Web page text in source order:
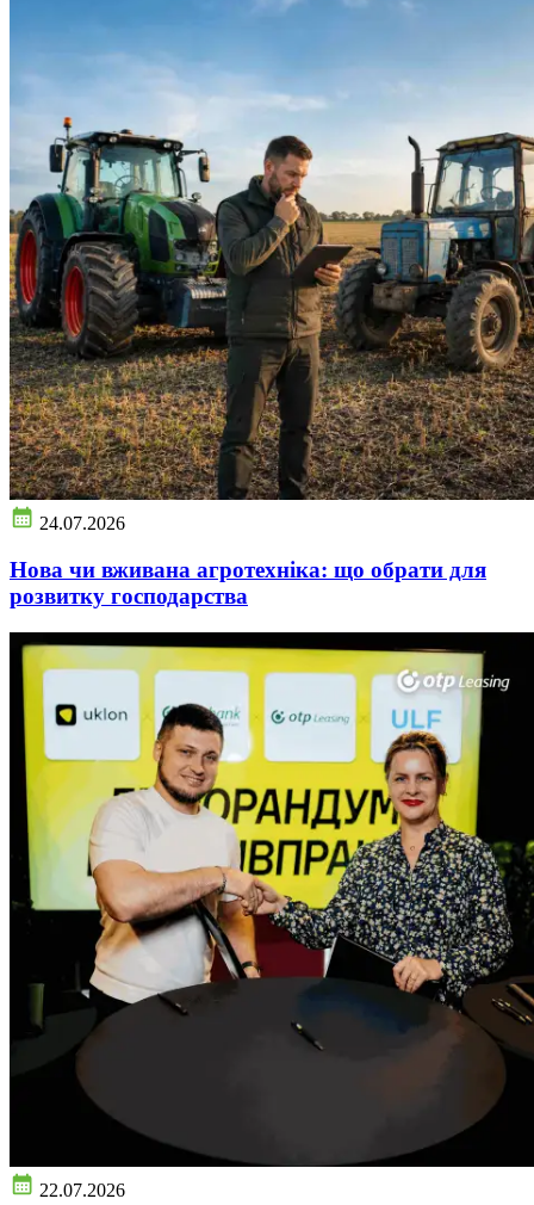
24.07.2026
Нова чи вживана агротехніка: що обрати для
розвитку господарства
22.07.2026